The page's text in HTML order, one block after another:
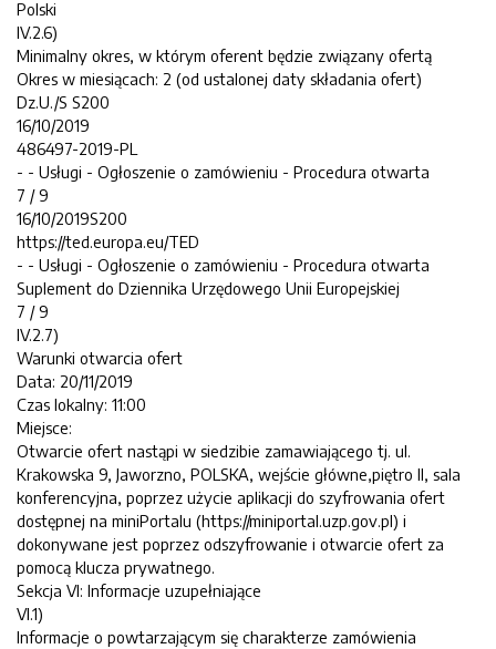
Polski
IV.2.6)
Minimalny okres, w którym oferent będzie związany ofertą
Okres w miesiącach: 2 (od ustalonej daty składania ofert)
Dz.U./S S200
16/10/2019
486497-2019-PL
- - Usługi - Ogłoszenie o zamówieniu - Procedura otwarta
7 / 9
16/10/2019S200
https://ted.europa.eu/TED
- - Usługi - Ogłoszenie o zamówieniu - Procedura otwarta
Suplement do Dziennika Urzędowego Unii Europejskiej
7 / 9
IV.2.7)
Warunki otwarcia ofert
Data: 20/11/2019
Czas lokalny: 11:00
Miejsce:
Otwarcie ofert nastąpi w siedzibie zamawiającego tj. ul.
Krakowska 9, Jaworzno, POLSKA, wejście główne,piętro II, sala
konferencyjna, poprzez użycie aplikacji do szyfrowania ofert
dostępnej na miniPortalu (https://miniportal.uzp.gov.pl) i
dokonywane jest poprzez odszyfrowanie i otwarcie ofert za
pomocą klucza prywatnego.
Sekcja VI: Informacje uzupełniające
VI.1)
Informacje o powtarzającym się charakterze zamówienia